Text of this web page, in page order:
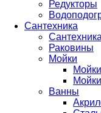
Редукторы
Сантехника
Сантехника
Раковины
Мойки
Ванны